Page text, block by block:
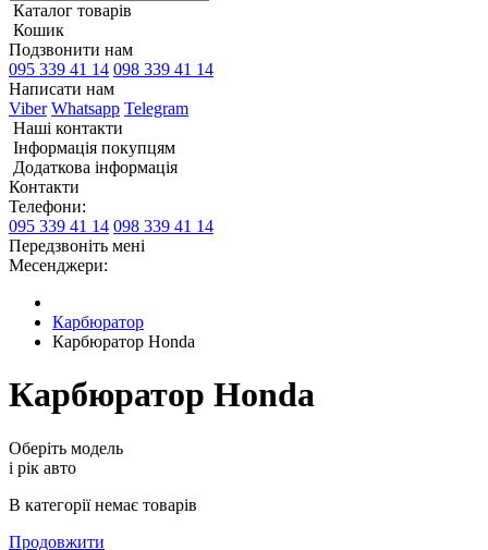
Каталог товарів
Кошик
Подзвонити нам
095 339 41 14 098 339 41 14
Написати нам
Viber Whatsapp Telegram
Наші контакти
Інформація покупцям
Додаткова інформація
Контакти
Телефони:
095 339 41 14 098 339 41 14
Передзвоніть мені
Месенджери:
Карбюратор
Карбюратор Honda
Карбюратор Honda
Оберіть модель
і рік авто
В категорії немає товарів
Продовжити